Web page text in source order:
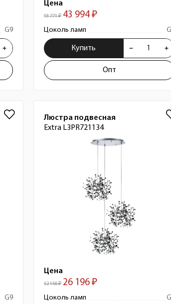
G9
Цена
93 771 ₽ 43 994 ₽
Цоколь ламп
Купить
Опт
G9
Люстра подвесная
Extra L3PR721134
Цена
52 156 ₽ 26 196 ₽
Цоколь ламп